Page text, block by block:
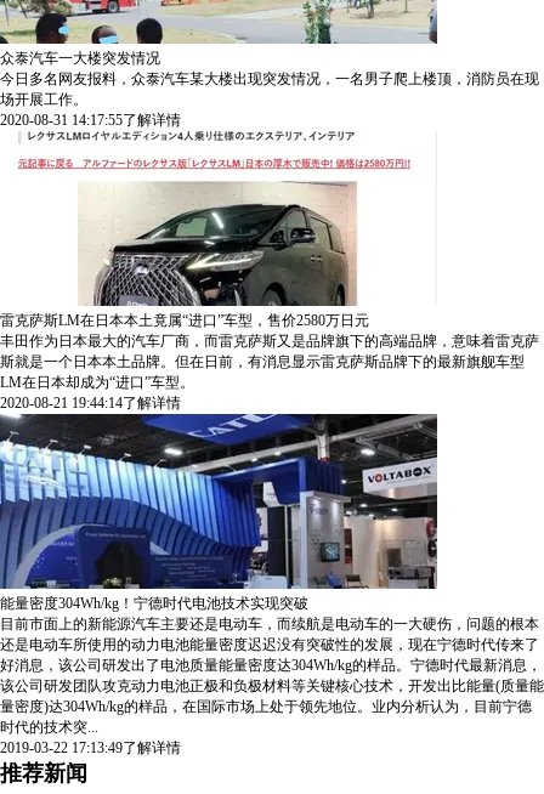
众泰汽车一大楼突发情况
今日多名网友报料，众泰汽车某大楼出现突发情况，一名男子爬上楼顶，消防员在现
场开展工作。
2020-08-31 14:17:55了解详情
雷克萨斯LM在日本本土竟属“进口”车型，售价2580万日元
丰田作为日本最大的汽车厂商，而雷克萨斯又是品牌旗下的高端品牌，意味着雷克萨
斯就是一个日本本土品牌。但在日前，有消息显示雷克萨斯品牌下的最新旗舰车型
LM在日本却成为“进口”车型。
2020-08-21 19:44:14了解详情
能量密度304Wh/kg！宁德时代电池技术实现突破
目前市面上的新能源汽车主要还是电动车，而续航是电动车的一大硬伤，问题的根本
还是电动车所使用的动力电池能量密度迟迟没有突破性的发展，现在宁德时代传来了
好消息，该公司研发出了电池质量能量密度达304Wh/kg的样品。宁德时代最新消息，
该公司研发团队攻克动力电池正极和负极材料等关键核心技术，开发出比能量(质量能
量密度)达304Wh/kg的样品，在国际市场上处于领先地位。业内分析认为，目前宁德
时代的技术突...
2019-03-22 17:13:49了解详情
推荐新闻